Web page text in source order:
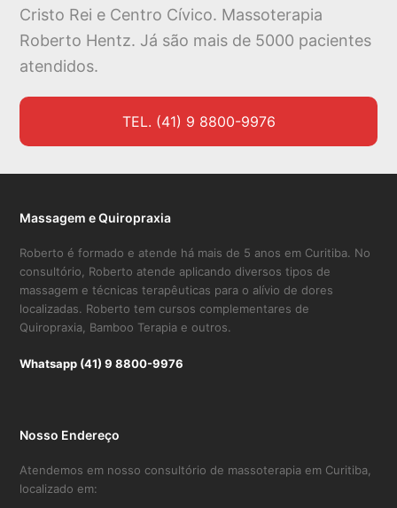
Cristo Rei e Centro Cívico. Massoterapia
Roberto Hentz. Já são mais de 5000 pacientes
atendidos.
TEL. (41) 9 8800-9976
Massagem e Quiropraxia
Roberto é formado e atende há mais de 5 anos em Curitiba. No
consultório, Roberto atende aplicando diversos tipos de
massagem e técnicas terapêuticas para o alívio de dores
localizadas. Roberto tem cursos complementares de
Quiropraxia, Bamboo Terapia e outros.
Whatsapp (41) 9 8800-9976
Nosso Endereço
Atendemos em nosso consultório de massoterapia em Curitiba,
localizado em: